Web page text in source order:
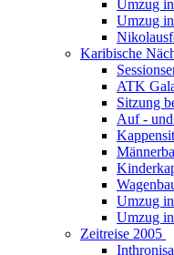
Umzug
Umzug
Karibische
ATK
Sitzung
Auf -
Umzug
Umzug
Zeitreise 2005